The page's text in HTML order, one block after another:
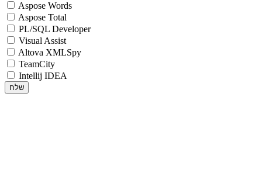
Aspose Words
Aspose Total
PL/SQL Developer
Visual Assist
Altova XMLSpy
TeamCity
Intellij IDEA